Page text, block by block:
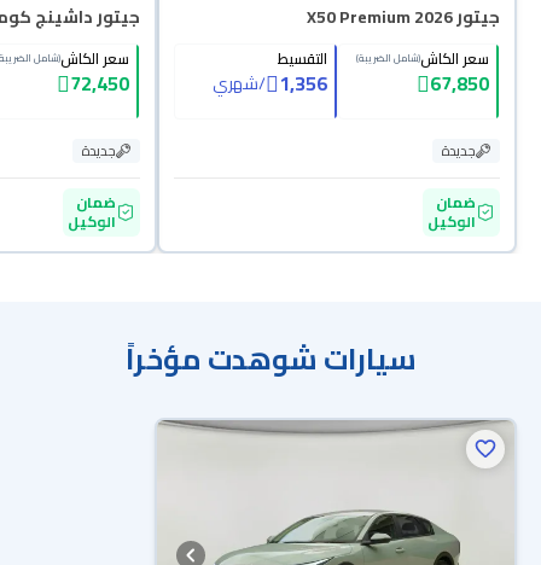
جيتور X50 Premium 2026
سعر الكاش(شامل الضريبة)
67,850
التقسيط
1,356
/شهري
جديدة
ضمان
الوكيل
جيتور داشينج
سعر الكاش(شامل
72,450
جديدة
ضمان
الوكيل
سيارات شوهدت مؤخراً